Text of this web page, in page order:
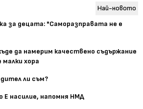
Най-новото
за децата: "Саморазправата не е
да намерим качествено съдържание
хора
ли съм?
Е насилие, напомня НМД